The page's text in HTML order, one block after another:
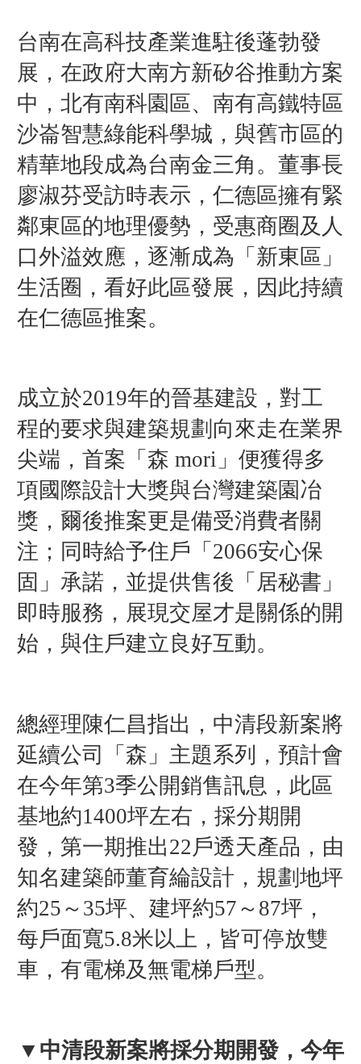
台南在高科技產業進駐後蓬勃發
展，在政府大南方新矽谷推動方案
中，北有南科園區、南有高鐵特區
沙崙智慧綠能科學城，與舊市區的
精華地段成為台南金三角。董事長
廖淑芬受訪時表示，仁德區擁有緊
鄰東區的地理優勢，受惠商圈及人
口外溢效應，逐漸成為「新東區」
生活圈，看好此區發展，因此持續
在仁德區推案。
成立於2019年的晉基建設，對工
程的要求與建築規劃向來走在業界
尖端，首案「森 mori」便獲得多
項國際設計大獎與台灣建築園冶
獎，爾後推案更是備受消費者關
注；同時給予住戶「2066安心保
固」承諾，並提供售後「居秘書」
即時服務，展現交屋才是關係的開
始，與住戶建立良好互動。
總經理陳仁昌指出，中清段新案將
延續公司「森」主題系列，預計會
在今年第3季公開銷售訊息，此區
基地約1400坪左右，採分期開
發，第一期推出22戶透天產品，由
知名建築師董育綸設計，規劃地坪
約25～35坪、建坪約57～87坪，
每戶面寬5.8米以上，皆可停放雙
車，有電梯及無電梯戶型。
▼ 中清段新案將採分期開發，今年